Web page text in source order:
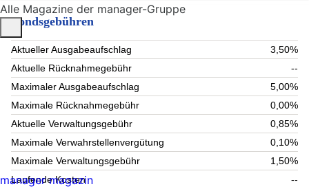
Fondsgebühren
Aktueller Ausgabeaufschlag
3,50%
Aktuelle Rücknahmegebühr
--
Maximaler Ausgabeaufschlag
5,00%
Maximale Rücknahmegebühr
0,00%
Aktuelle Verwaltungsgebühr
0,85%
Maximale Verwahrstellenvergütung
0,10%
Maximale Verwaltungsgebühr
1,50%
Laufende Kosten
--
Alle Magazine der manager-Gruppe
manager magazin